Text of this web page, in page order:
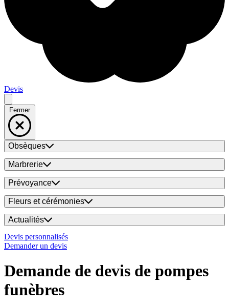
Devis
Fermer
Obsèques
Marbrerie
Prévoyance
Fleurs et cérémonies
Actualités
Devis personnalisés
Demander un devis
Demande de devis de pompes
funèbres